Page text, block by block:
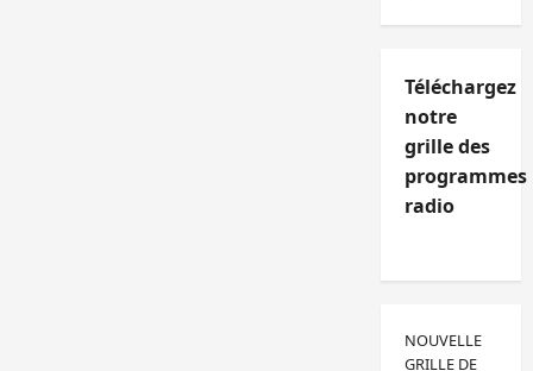
Téléchargez
notre
grille des
programmes
radio
NOUVELLE
GRILLE DE